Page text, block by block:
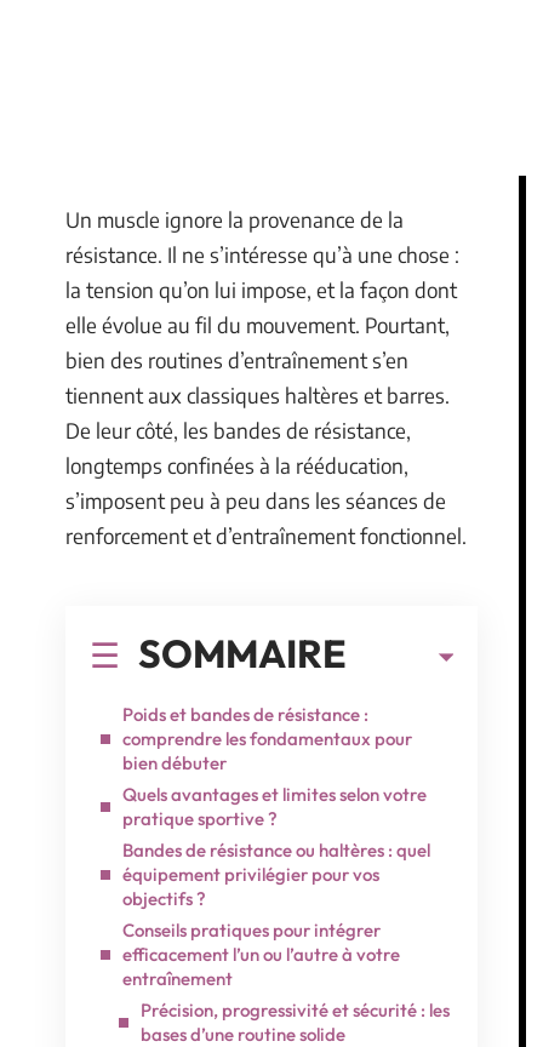
Un muscle ignore la provenance de la
résistance. Il ne s’intéresse qu’à une chose :
la tension qu’on lui impose, et la façon dont
elle évolue au fil du mouvement. Pourtant,
bien des routines d’entraînement s’en
tiennent aux classiques haltères et barres.
De leur côté, les bandes de résistance,
longtemps confinées à la rééducation,
s’imposent peu à peu dans les séances de
renforcement et d’entraînement fonctionnel.
SOMMAIRE
Poids et bandes de résistance :
comprendre les fondamentaux pour
bien débuter
Quels avantages et limites selon votre
pratique sportive ?
Bandes de résistance ou haltères : quel
équipement privilégier pour vos
objectifs ?
Conseils pratiques pour intégrer
efficacement l’un ou l’autre à votre
entraînement
Précision, progressivité et sécurité : les
bases d’une routine solide